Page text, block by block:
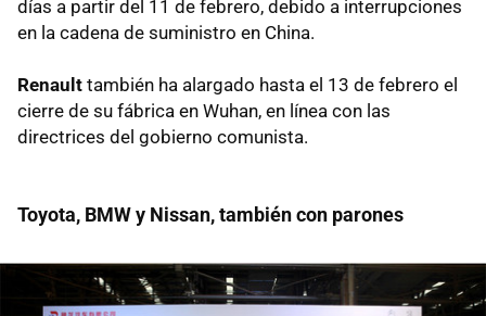
días a partir del 11 de febrero, debido a interrupciones
en la cadena de suministro en China.
Renault también ha alargado hasta el 13 de febrero el
cierre de su fábrica en Wuhan, en línea con las
directrices del gobierno comunista.
Toyota, BMW y Nissan, también con parones